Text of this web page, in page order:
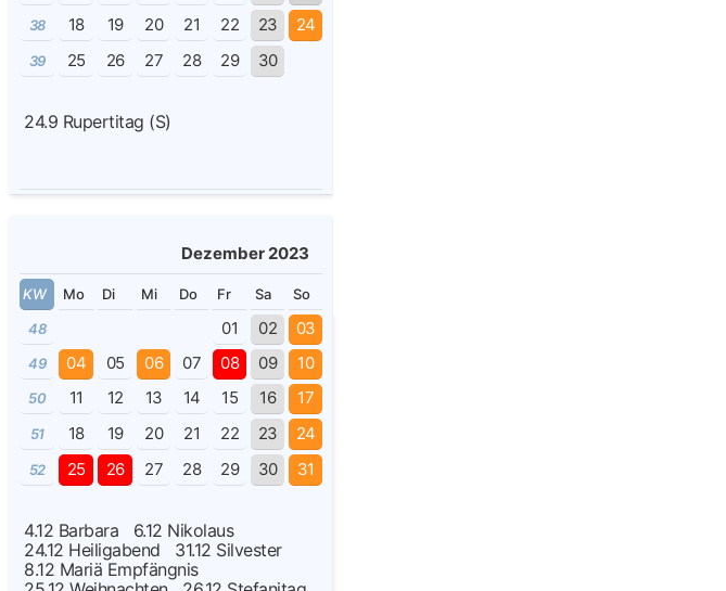
38 18 19 20 21 22 23 24
39 25 26 27 28 29 30
24.9 Rupertitag (S)
Dezember 2023
KW Mo Di Mi Do Fr Sa
So
48
01 02 03
49 04 05 06 07 08 09 10
50 11 12 13 14 15 16 17
51 18 19 20 21 22 23 24
52 25 26 27 28 29 30 31
4.12 Barbara 6.12 Nikolaus
24.12 Heiligabend 31.12 Silvester
8.12 Mariä Empfängnis